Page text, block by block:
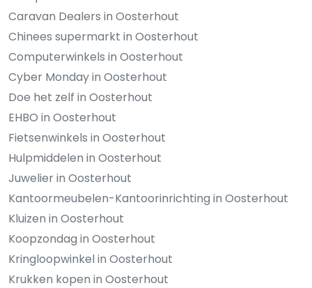
Caravan Dealers in Oosterhout
Chinees supermarkt in Oosterhout
Computerwinkels in Oosterhout
Cyber Monday in Oosterhout
Doe het zelf in Oosterhout
EHBO in Oosterhout
Fietsenwinkels in Oosterhout
Hulpmiddelen in Oosterhout
Juwelier in Oosterhout
Kantoormeubelen-Kantoorinrichting in Oosterhout
Kluizen in Oosterhout
Koopzondag in Oosterhout
Kringloopwinkel in Oosterhout
Krukken kopen in Oosterhout